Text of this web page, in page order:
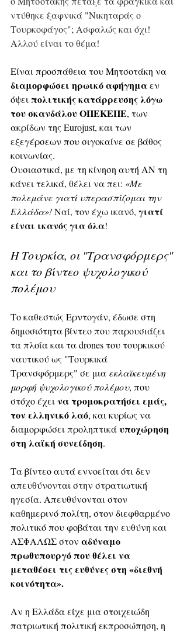
ντύθηκε ξαφνικά "Νικηταράς ο
Τουρκοφάγος"; Ασφαλώς και όχι!
Αλλού είναι το θέμα!
Είναι προσπάθεια του Μητσοτάκη να
διαμορφώσει ηρωικό αφήγημα εν
όψει πολιτικής κατάρρευσης λόγω
του σκανδάλου ΟΠΕΚΕΠΕ, των
ακρίδων της Eurojust, και των
εξεγέρσεων που σιγοκαίνε σε βάθος
κοινωνίας.
Ουσιαστικά, με τη κίνηση αυτή ΑΝ τη
κάνει τελικά, θέλει να πει: «Με
πολεμάνε γιατί υπερασπίζομαι την
Ελλάδα»! Ναί, τον έχω ικανό, γιατί
είναι ικανός για όλα!
Η Τουρκία, οι "Τρανσφόρμερς"
και το βίντεο ψυχολογικού
πολέμου
Το καθεστώς Ερντογάν, έδωσε στη
δημοσιότητα βίντεο που παρουσιάζει
τα πλοία και τα drones του τουρκικού
ναυτικού ως "Tουρκικά
Τρανσφόρμερς" σε μια εκλαϊκευμένη
μορφή ψυχολογικού πολέμου, που
στόχο έχει να τρομοκρατήσει εμάς,
τον ελληνικό λαό, και κυρίως να
διαμορφώσει προληπτικά υποχώρηση
στη λαϊκή συνείδηση.
Τα βίντεο αυτά εννοείται ότι δεν
απευθύνονται στην στρατιωτική
ηγεσία. Απευθύνονται στον
καθημερινό πολίτη, στον διεφθαρμένο
πολιτικό που φοβάται την ευθύνη και
ΑΣΦΑΛΩΣ στον αδύναμο
πρωθυπουργό που θέλει να
μεταθέσει τις ευθύνες στη «διεθνή
κοινότητα».
Αν η Ελλάδα είχε μια στοιχειώδη
πατριωτική πολιτική εκπροσώπηση, η